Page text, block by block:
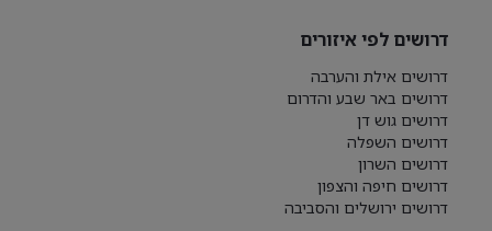
דרושים לפי איזורים
דרושים אילת והערבה
דרושים באר שבע והדרום
דרושים גוש דן
דרושים השפלה
דרושים השרון
דרושים חיפה והצפון
דרושים ירושלים והסביבה